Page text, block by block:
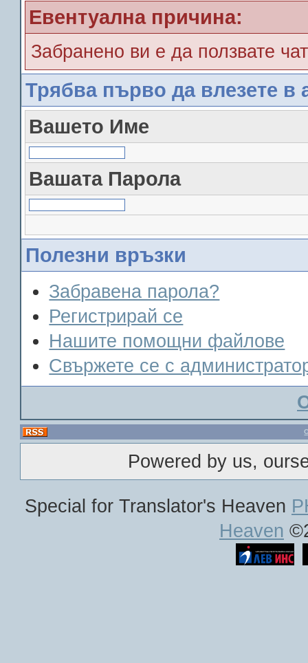
Евентуална причина:
Забранено ви е да ползвате
Трябва първо да влезете в
Вашето Име
Вашата Парола
Полезни връзки
Забравена парола?
Регистрирай се
Нашите помощни файлове
Свържете се с
Powered by us,
Special for Translator's Heaven
Heaven